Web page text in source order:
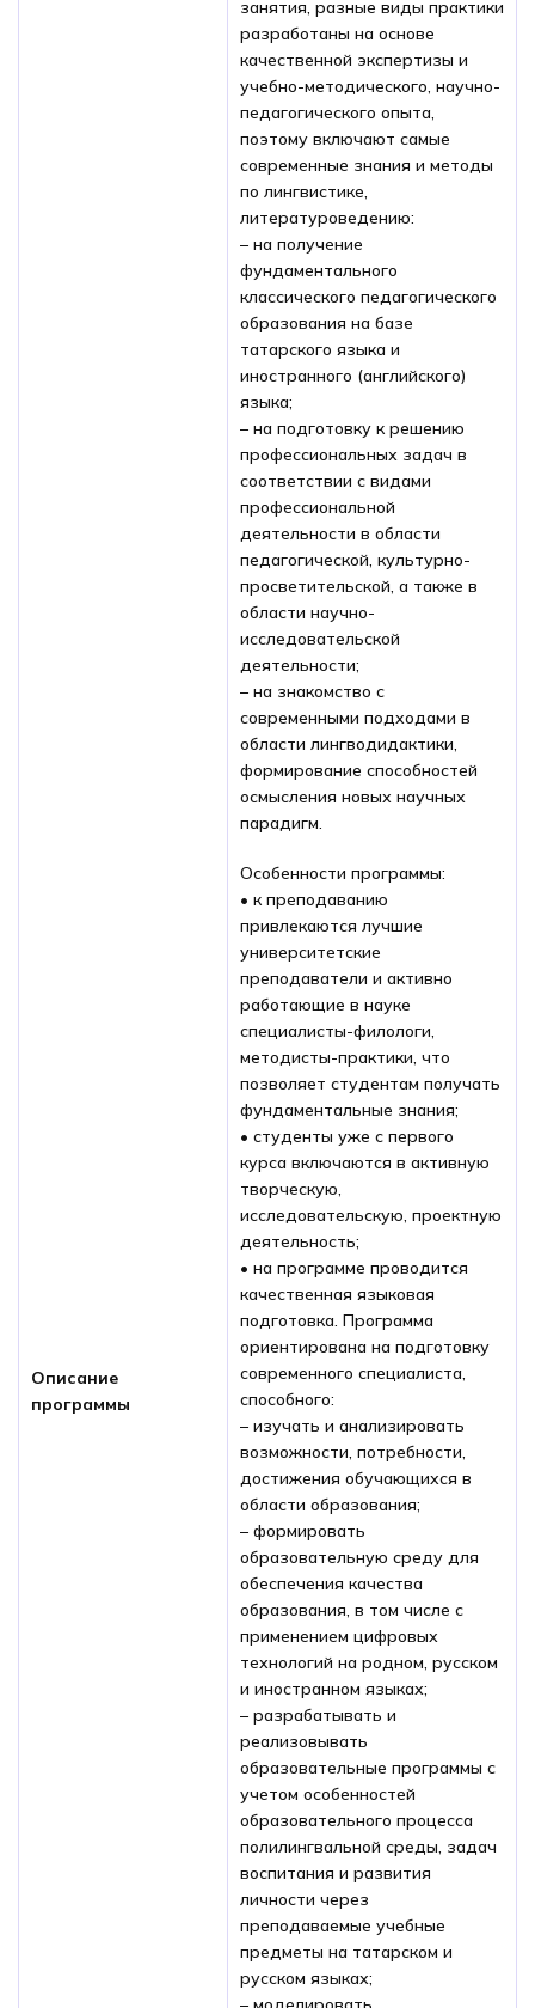
Описание
программы
занятия, разные виды практики
разработаны на основе
качественной экспертизы и
учебно-методического, научно-
педагогического опыта,
поэтому включают самые
современные знания и методы
по лингвистике,
литературоведению:
– на получение
фундаментального
классического педагогического
образования на базе
татарского языка и
иностранного (английского)
языка;
– на подготовку к решению
профессиональных задач в
соответствии с видами
профессиональной
деятельности в области
педагогической, культурно-
просветительской, а также в
области научно-
исследовательской
деятельности;
– на знакомство с
современными подходами в
области лингводидактики,
формирование способностей
осмысления новых научных
парадигм.
Особенности программы:
• к преподаванию
привлекаются лучшие
университетские
преподаватели и активно
работающие в науке
специалисты-филологи,
методисты-практики, что
позволяет студентам получать
фундаментальные знания;
• студенты уже с первого
курса включаются в активную
творческую,
исследовательскую, проектную
деятельность;
• на программе проводится
качественная языковая
подготовка. Программа
ориентирована на подготовку
современного специалиста,
способного:
– изучать и анализировать
возможности, потребности,
достижения обучающихся в
области образования;
– формировать
образовательную среду для
обеспечения качества
образования, в том числе с
применением цифровых
технологий на родном, русском
и иностранном языках;
– разрабатывать и
реализовывать
образовательные программы с
учетом особенностей
образовательного процесса
полилингвальной среды, задач
воспитания и развития
личности через
преподаваемые учебные
предметы на татарском и
русском языках;